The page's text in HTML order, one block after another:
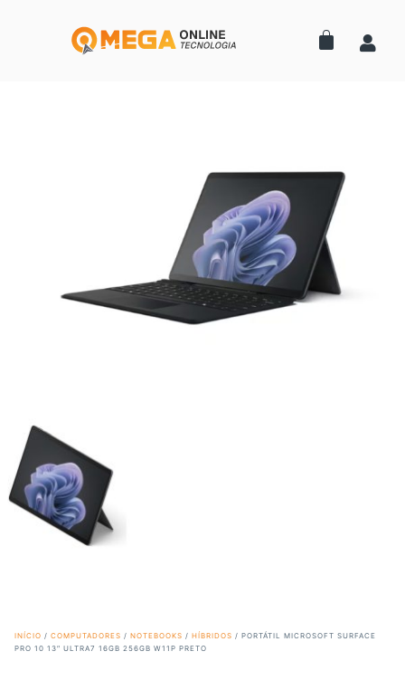
INÍCIO / COMPUTADORES / NOTEBOOKS / HÍBRIDOS / PORTÁTIL MICROSOFT SURFACE
PRO 10 13″ ULTRA7 16GB 256GB W11P PRETO